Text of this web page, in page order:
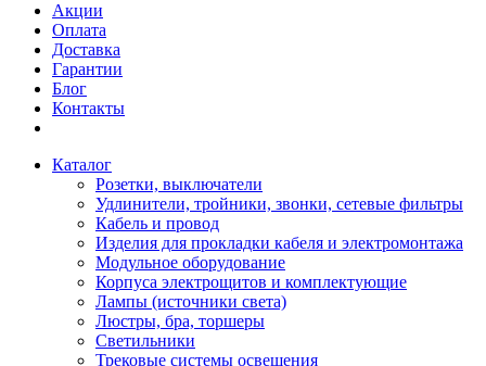
Акции
Оплата
Доставка
Гарантии
Блог
Контакты
Каталог
Розетки, выключатели
Удлинители, тройники, звонки, сетевые фильтры
Кабель и провод
Изделия для прокладки кабеля и электромонтажа
Модульное оборудование
Корпуса электрощитов и комплектующие
Лампы (источники света)
Люстры, бра, торшеры
Светильники
Трековые системы освещения